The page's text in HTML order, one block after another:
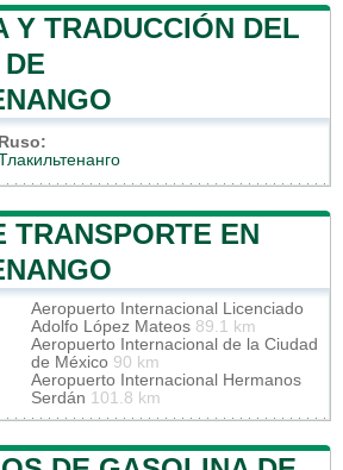
Y TRADUCCIÓN DEL
Ruso:
TRANSPORTE EN
Aeropuerto Internacional Licenciado
Adolfo López Mateos 89.1 km
Aeropuerto Internacional de la Ciudad
de México 90 km
Aeropuerto Internacional Hermanos
Serdán 101.8 km